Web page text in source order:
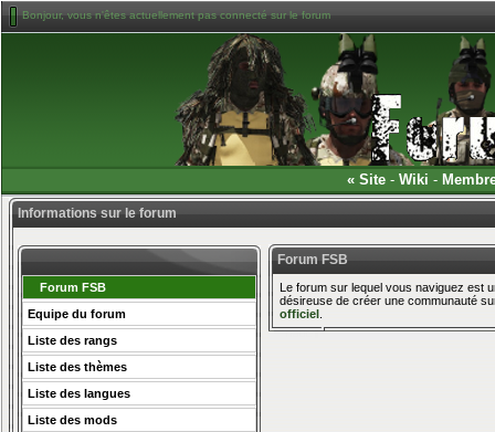
Bonjour, vous n'êtes actuellement pas connecté sur le forum
« Site - Wiki -
Informations sur le forum
Forum FSB
Equipe du forum
Liste des rangs
Liste des thèmes
Liste des langues
Liste des mods
Forum FSB
Le forum sur lequel vous naviguez est
désireuse de créer une communauté
officiel